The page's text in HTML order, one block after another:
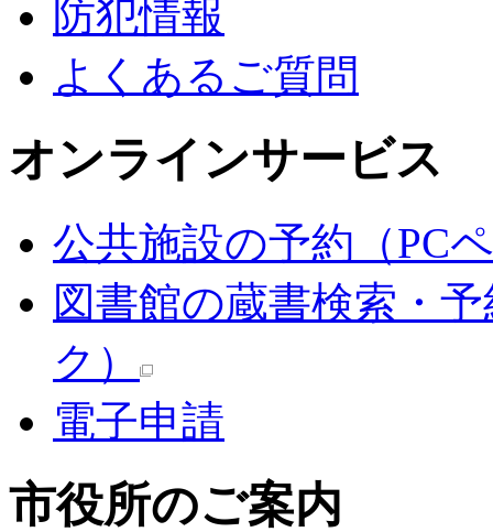
防犯情報
よくあるご質問
オンラインサービス
公共施設の予約（PC
図書館の蔵書検索・
ク）
電子申請
市役所のご案内